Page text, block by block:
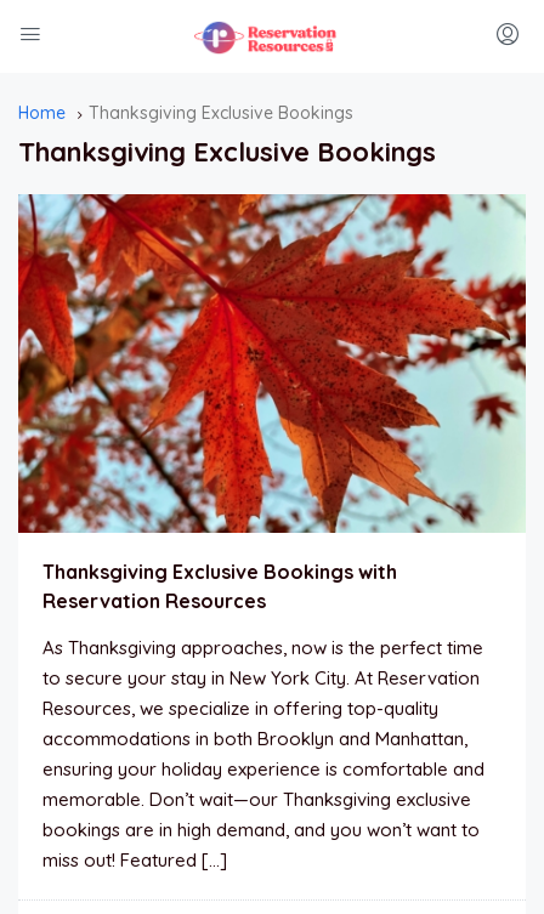
Home Thanksgiving Exclusive Bookings
Thanksgiving Exclusive Bookings
Thanksgiving Exclusive Bookings with
Reservation Resources
As Thanksgiving approaches, now is the perfect time
to secure your stay in New York City. At Reservation
Resources, we specialize in offering top-quality
accommodations in both Brooklyn and Manhattan,
ensuring your holiday experience is comfortable and
memorable. Don’t wait—our Thanksgiving exclusive
bookings are in high demand, and you won’t want to
miss out! Featured […]